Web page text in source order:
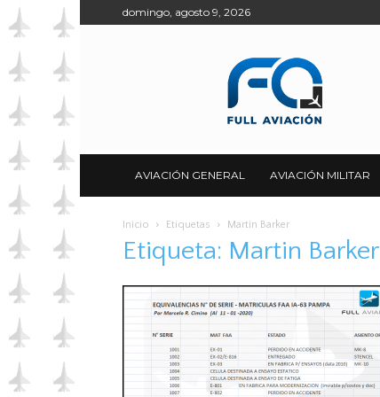
domingo, agosto 9, 2026
AVIACIÓN GENERAL AVIACIÓN MILITAR
Inicio Etiquetas Martin Barker
Etiqueta: Martin Barker